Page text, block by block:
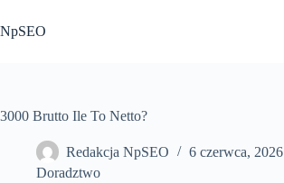
do
treści
NpSEO
3000 Brutto Ile To Netto?
Redakcja NpSEO
6 czerwca, 2026
Doradztwo